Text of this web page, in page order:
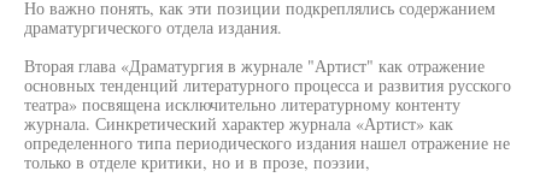
Но важно понять, как эти позиции подкреплялись содержанием
драматургического отдела издания.
Вторая глава «Драматургия в журнале "Артист" как отражение
основных тенденций литературного процесса и развития русского
театра» посвящена исключительно литературному контенту
журнала. Синкретический характер журнала «Артист» как
определенного типа периодического издания нашел отражение не
только в отделе критики, но и в прозе, поэзии,